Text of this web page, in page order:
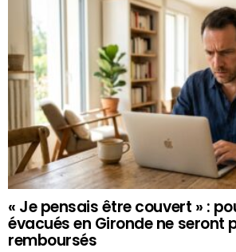
« Je pensais être couvert » :
évacués en Gironde ne seront
remboursés